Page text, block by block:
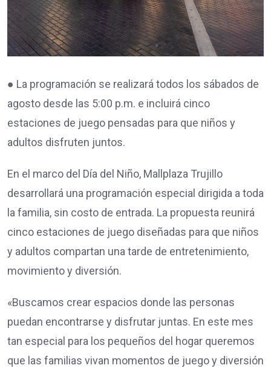
● La programación se realizará todos los sábados de
agosto desde las 5:00 p.m. e incluirá cinco
estaciones de juego pensadas para que niños y
adultos disfruten juntos.
En el marco del Día del Niño, Mallplaza Trujillo
desarrollará una programación especial dirigida a toda
la familia, sin costo de entrada. La propuesta reunirá
cinco estaciones de juego diseñadas para que niños
y adultos compartan una tarde de entretenimiento,
movimiento y diversión.
«Buscamos crear espacios donde las personas
puedan encontrarse y disfrutar juntas. En este mes
tan especial para los pequeños del hogar queremos
que las familias vivan momentos de juego y diversión